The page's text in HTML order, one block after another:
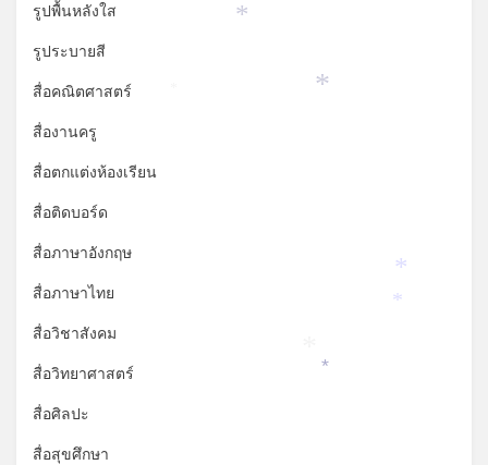
รูปพื้นหลังใส
รูประบายสี
สื่อคณิตศาสตร์
สื่องานครู
สื่อตกแต่งห้องเรียน
สื่อติดบอร์ด
สื่อภาษาอังกฤษ
สื่อภาษาไทย
สื่อวิชาสังคม
สื่อวิทยาศาสตร์
สื่อศิลปะ
สื่อสุขศึกษา